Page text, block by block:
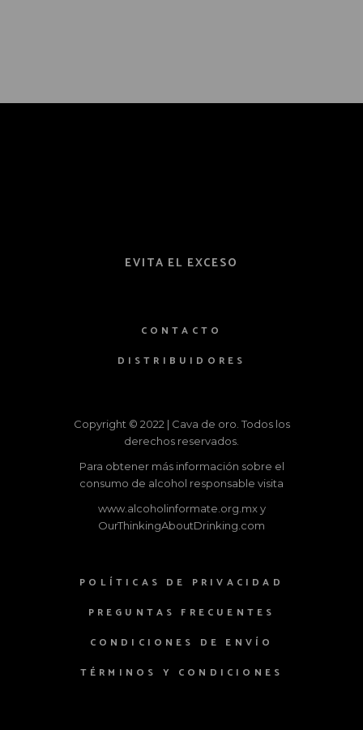
EVITA EL EXCESO
CONTACTO
DISTRIBUIDORES
Copyright © 2022 | Cava de oro. Todos los
derechos reservados.
Para obtener más información sobre el
consumo de alcohol responsable visita
www.alcoholinformate.org.mxy
OurThinkingAboutDrinking.com
POLÍTICAS DE PRIVACIDAD
PREGUNTAS FRECUENTES
CONDICIONES DE ENVÍO
TÉRMINOS Y CONDICIONES